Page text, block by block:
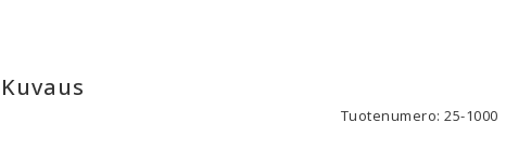
Kuvaus
Tuotenumero: 25-1000